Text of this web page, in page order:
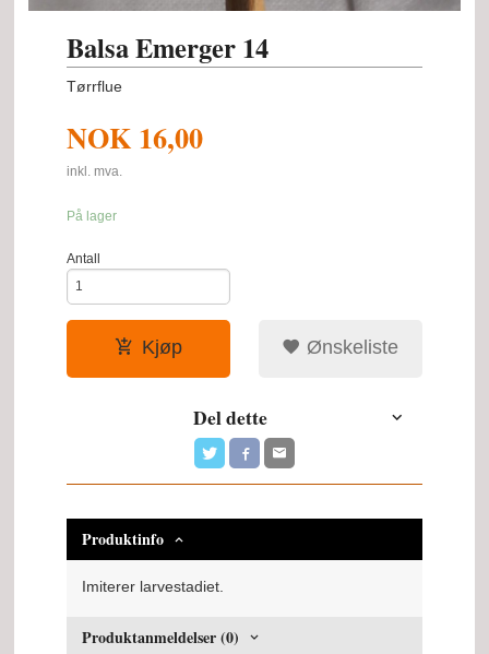
Balsa Emerger 14
Tørrflue
NOK 16,00
inkl. mva.
På lager
Antall
Kjøp Ønskeliste
Del dette
Produktinfo
Imiterer larvestadiet.
Produktanmeldelser (0)